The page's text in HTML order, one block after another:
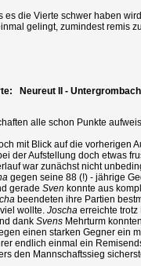
es die Vierte schwer haben
gelingt, zumindest remis
Neureut II -
alle schon Punkte
mit Blick auf die vorherigen
der Aufstellung doch etwas
war zunächst nicht
gegen seine 88 (!) - jährige
gerade Sven konnte aus
beendeten ihre Partien
wollte. Joschaerreichte trotz
dank SvensMehrturm
einen starken Gegner ein
endlich einmal ein
den Mannschaftssieg